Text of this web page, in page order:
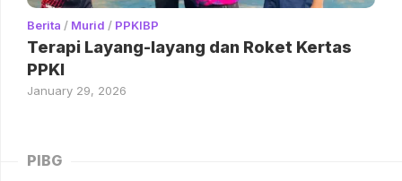
Berita / Murid / PPKIBP
Terapi Layang-layang dan Roket Kertas
PPKI
January 29, 2026
PIBG